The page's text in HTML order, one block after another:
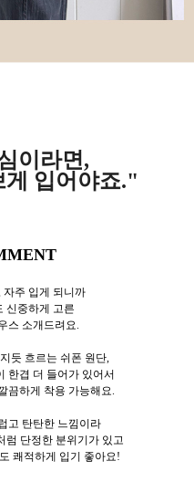
이라면,
게 입어야죠."
자주 입게 되니까
신중하게 고른
스 소개드려요.
듯 흐르는 쉬폰 원단,
한겹 더 들어가 있어서
끔하게 착용 가능해요.
고 탄탄한 느낌이라
럼 단정한 분위기가 있고
쾌적하게 입기 좋아요!